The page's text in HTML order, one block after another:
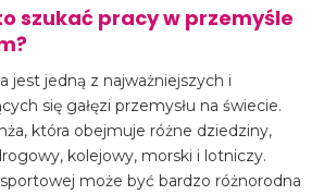
szukać pracy w przemyśle
jest jedną z najważniejszych i
się gałęzi przemysłu na świecie.
która obejmuje różne dziedziny,
kolejowy, morski i lotniczy.
może być bardzo różnorodna